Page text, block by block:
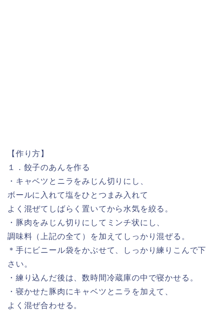
【作り方】
１．餃子のあんを作る
・キャベツとニラをみじん切りにし、
ボールに入れて塩をひとつまみ入れて
よく混ぜてしばらく置いてから水気を絞る。
・豚肉をみじん切りにしてミンチ状にし、
調味料（上記の全て）を加えてしっかり混ぜる。
＊手にビニール袋をかぶせて、しっかり練りこんで下
さい。
・練り込んだ後は、数時間冷蔵庫の中で寝かせる。
・寝かせた豚肉にキャベツとニラを加えて、
よく混ぜ合わせる。